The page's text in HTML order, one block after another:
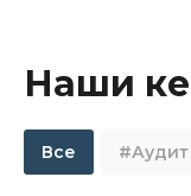
Наши
Все #Аудит